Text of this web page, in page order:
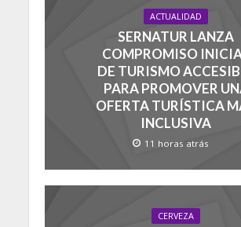
ACTUALIDAD
SERNATUR LANZA
COMPROMISO
DE TURISMO
PARA PROMOVER
OFERTA TURÍSTICA
INCLUSIVA
11 horas atrás
CERVEZA